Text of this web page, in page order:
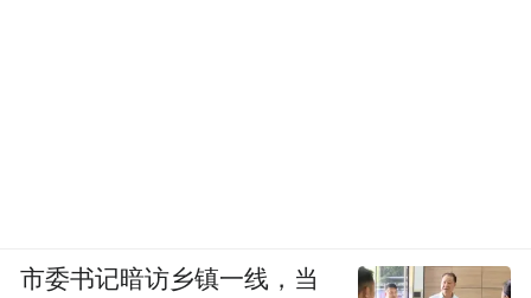
市委书记暗访乡镇一线，当